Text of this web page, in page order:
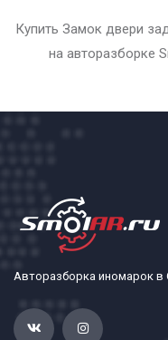
Купить Замок двери
на авторазборке
Авторазборка иномарок в